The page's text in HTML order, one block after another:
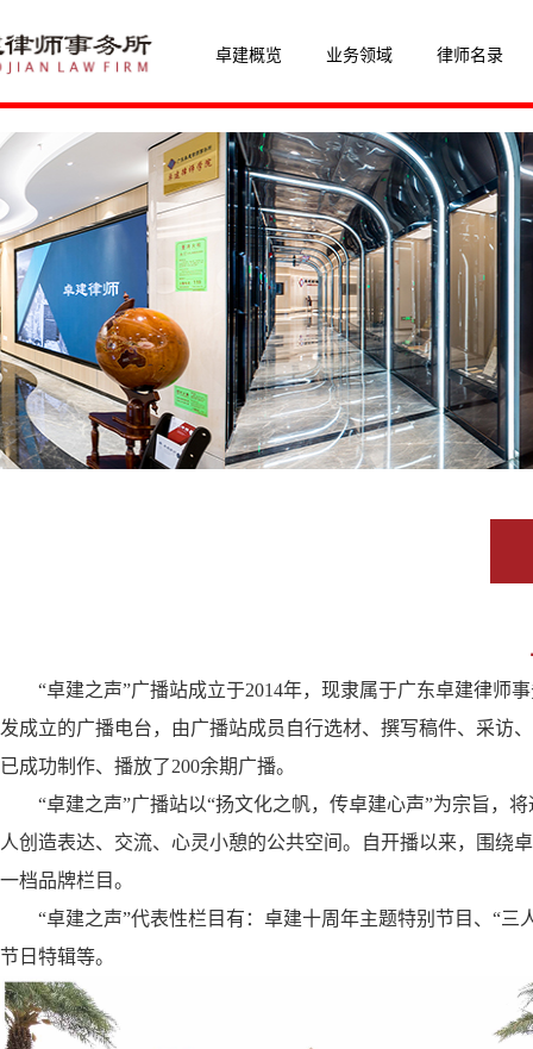
卓建概览 业务领域 律师名录
“卓建之声”广播站成立于2014年，现隶属于广东卓建律师
发成立的广播电台，由广播站成员自行选材、撰写稿件、采访
已成功制作、播放了200余期广播。
“卓建之声”广播站以“扬文化之帆，传卓建心声”为宗旨，
人创造表达、交流、心灵小憩的公共空间。自开播以来，围绕
一档品牌栏目。
“卓建之声”代表性栏目有：卓建十周年主题特别节目、“
节日特辑等。